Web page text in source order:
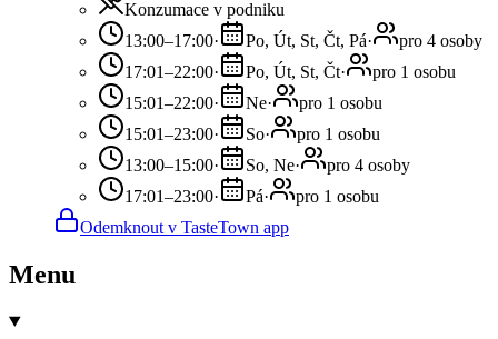
Konzumace v podniku
13:00–17:00· Po, Út, St, Čt, Pá·
pro 4 osoby
17:01–22:00· Po, Út, St, Čt·
pro 1 osobu
15:01–22:00· Ne·
pro 1 osobu
15:01–23:00· So·
pro 1 osobu
13:00–15:00· So, Ne·
pro 4 osoby
17:01–23:00· Pá·
pro 1 osobu
Odemknout v TasteTown app
Menu